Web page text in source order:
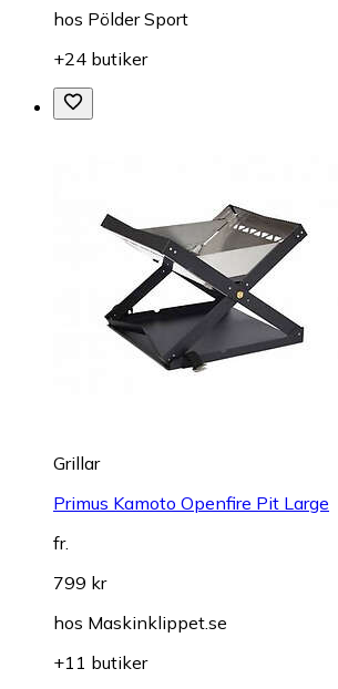
hos Pölder Sport
+24 butiker
Grillar
Primus Kamoto Openfire Pit Large
fr.
799 kr
hos Maskinklippet.se
+11 butiker